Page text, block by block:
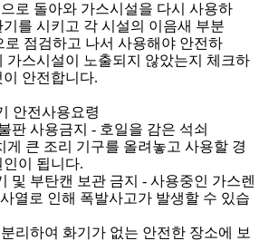
으로 돌아와 가스시설을 다시 사용하
를 시키고 각 시설의 이음새 부분
점검하고 나서 사용해야 안전하
가스시설이 노출되지 않았는지 체크하
이 안전합니다.
안전사용요령
판 사용금지 - 호일을 감은 석쇠
게 큰 조리 기구를 올려놓고 사용할 경
인이 됩니다.
및 부탄캔 보관 금지 - 사용중인 가스렌
열로 인해 폭발사고가 발생할 수 있습
리하여 화기가 없는 안전한 장소에 보